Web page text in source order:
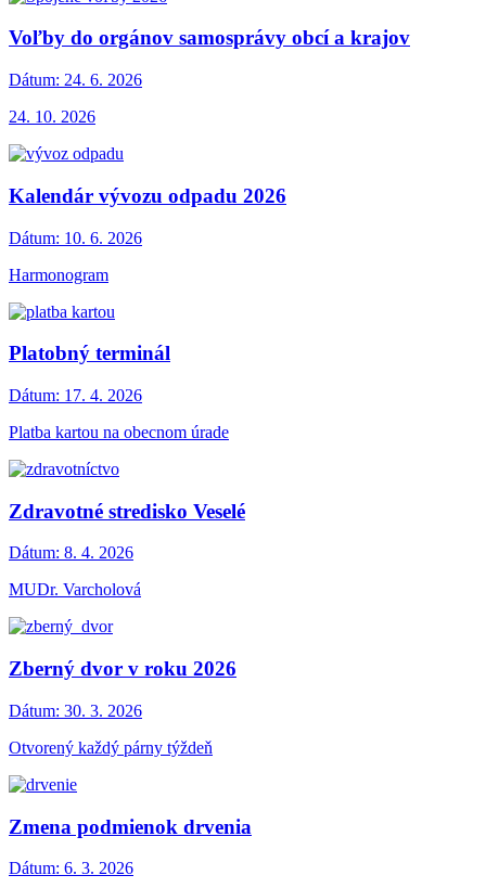
Voľby do orgánov samosprávy obcí a krajov
Dátum: 24. 6. 2026
24. 10. 2026
Kalendár vývozu odpadu 2026
Dátum: 10. 6. 2026
Harmonogram
Platobný terminál
Dátum: 17. 4. 2026
Platba kartou na obecnom úrade
Zdravotné stredisko Veselé
Dátum: 8. 4. 2026
MUDr. Varcholová
Zberný dvor v roku 2026
Dátum: 30. 3. 2026
Otvorený každý párny týždeň
Zmena podmienok drvenia
Dátum: 6. 3. 2026